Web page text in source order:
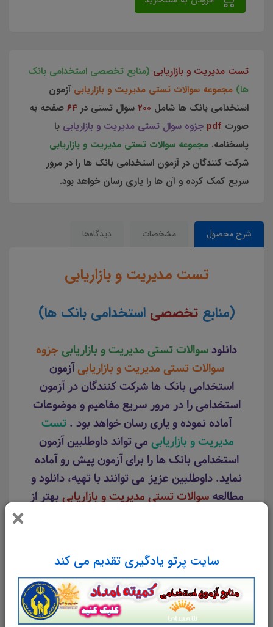
×
سایت پرتو یادگیری تقدیم می کند
تست مدیریت و بازاریابی (منابع تخصصی استخدامی بانک
ها) مجموعه سوالات تستی مدیریت و بازاریابی آزمون
استخدامی بانک ها شامل 200 سوال تستی در 64 صفحه به
صورت pdf جزوه سوال تستی مدیریت و بازاریابی با
پاسخنامه. مجموعه سوالات تستی مدیریت و بازاریابی
شرکت کنندگان در آزمون استخدامی بانک ها را در مرور
سریع کمک کرده و آن ها را یاری رسان خواهد بود.
شرح محصول مشخصات دیدگاه‌ها
تست مدیریت و بازاریابی
(منابعتخصصیاستخدامی بانک ها)
دانلودسوالات تستی مدیریت و بازاریابیجزوه
سوالات تستی مدیریت و بازاریابیآزمون
استخدامی بانک ها شرکت کنندگان در آزمون
استخدامی را در مرور سریع مفاهیم و موضوعات
آماده نموده و یاری رسان خواهد بود . تست
مدیریت و بازاریابیمی تواند داوطلبین آزمون
استخدامی بانک ها را برای آزمون پیش رو آماده
نماید. داوطلبین عزیز می توانند با تهیه، دانلود و
مطالعهسوالات تستی مدیریت و بازاریابیبهتر از
لینک دانلود
جزوهمنابع عمومی آزمون